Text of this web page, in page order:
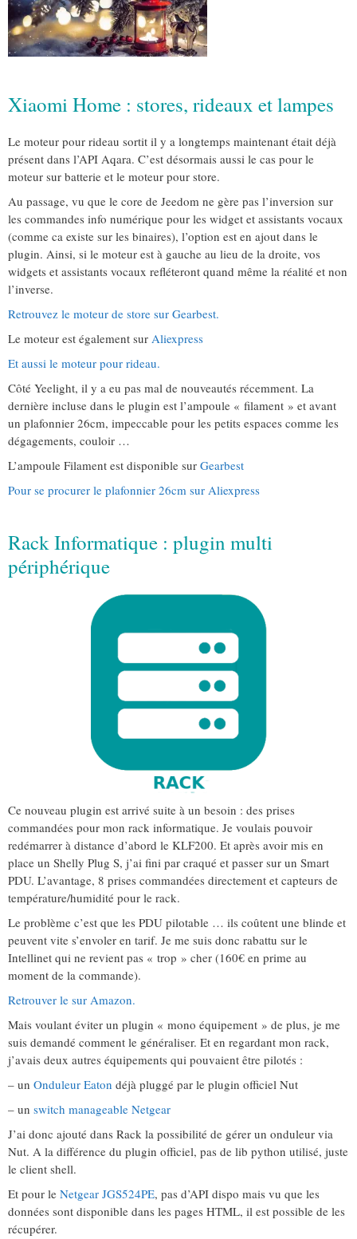
Xiaomi Home : stores, rideaux et lampes
Le moteur pour rideau sortit il y a longtemps maintenant était déjà
présent dans l’API Aqara. C’est désormais aussi le cas pour le
moteur sur batterie et le moteur pour store.
Au passage, vu que le core de Jeedom ne gère pas l’inversion sur
les commandes info numérique pour les widget et assistants vocaux
(comme ca existe sur les binaires), l’option est en ajout dans le
plugin. Ainsi, si le moteur est à gauche au lieu de la droite, vos
widgets et assistants vocaux refléteront quand même la réalité et non
l’inverse.
Retrouvez le moteur de store sur Gearbest.
Le moteur est également sur Aliexpress
Et aussi le moteur pour rideau.
Côté Yeelight, il y a eu pas mal de nouveautés récemment. La
dernière incluse dans le plugin est l’ampoule « filament » et avant
un plafonnier 26cm, impeccable pour les petits espaces comme les
dégagements, couloir …
L’ampoule Filament est disponible sur Gearbest
Pour se procurer le plafonnier 26cm sur Aliexpress
Rack Informatique : plugin multi
périphérique
Ce nouveau plugin est arrivé suite à un besoin : des prises
commandées pour mon rack informatique. Je voulais pouvoir
redémarrer à distance d’abord le KLF200. Et après avoir mis en
place un Shelly Plug S, j’ai fini par craqué et passer sur un Smart
PDU. L’avantage, 8 prises commandées directement et capteurs de
température/humidité pour le rack.
Le problème c’est que les PDU pilotable … ils coûtent une blinde et
peuvent vite s’envoler en tarif. Je me suis donc rabattu sur le
Intellinet qui ne revient pas « trop » cher (160€ en prime au
moment de la commande).
Retrouver le sur Amazon.
Mais voulant éviter un plugin « mono équipement » de plus, je me
suis demandé comment le généraliser. Et en regardant mon rack,
j’avais deux autres équipements qui pouvaient être pilotés :
– un Onduleur Eaton déjà pluggé par le plugin officiel Nut
– un switch manageable Netgear
J’ai donc ajouté dans Rack la possibilité de gérer un onduleur via
Nut. A la différence du plugin officiel, pas de lib python utilisé, juste
le client shell.
Et pour le Netgear JGS524PE, pas d’API dispo mais vu que les
données sont disponible dans les pages HTML, il est possible de les
récupérer.